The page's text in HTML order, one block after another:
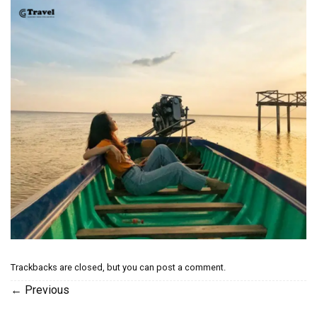
Trackbacks are closed, but you can post a comment
← Previous